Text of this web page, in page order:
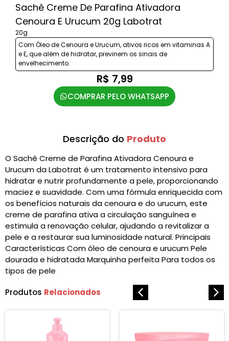
Sachê Creme De Parafina Ativadora
Cenoura E Urucum 20g Labotrat
20g
Com Óleo de Cenoura e Urucum, ativos ricos em vitaminas A
e E, que além de hidratar, previnem os sinais de
envelhecimento.
R$ 7,99
COMPRAR PELO WHATSAPP
Descrição do Produto
O Sachê Creme de Parafina Ativadora Cenoura e
Urucum da Labotrat é um tratamento intensivo para
hidratar e nutrir profundamente a pele, proporcionando
maciez e suavidade. Com uma fórmula enriquecida com
os benefícios naturais da cenoura e do urucum, este
creme de parafina ativa a circulação sanguínea e
estimula a renovação celular, ajudando a revitalizar a
pele e a restaurar sua luminosidade natural. Principais
Características Com óleo de cenoura e urucum Pele
dourada e hidratada Marquinha perfeita Para todos os
tipos de pele
Produtos Relacionados